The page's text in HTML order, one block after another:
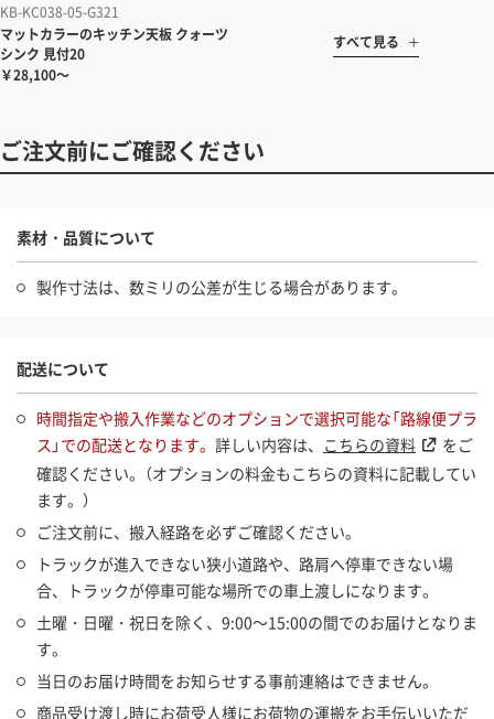
KB-KC038-05-G321
マットカラーのキッチン天板 クォーツ
シンク 見付20
￥28,100～
すべて見る
ご注文前にご確認ください
素材・品質について
製作寸法は、数ミリの公差が生じる場合があります。
配送について
時間指定や搬入作業などのオプションで選択可能な「路線便プラ
ス」での配送となります。 詳しい内容は、 こちらの資料
をご
確認ください。（オプションの料金もこちらの資料に記載してい
ます。）
ご注文前に、搬入経路を必ずご確認ください。
トラックが進入できない狭小道路や、路肩へ停車できない場
合、トラックが停車可能な場所での車上渡しになります。
土曜・日曜・祝日を除く、9:00～15:00の間でのお届けとなりま
す。
当日のお届け時間をお知らせする事前連絡はできません。
商品受け渡し時にお荷受人様にお荷物の運搬をお手伝いいただ